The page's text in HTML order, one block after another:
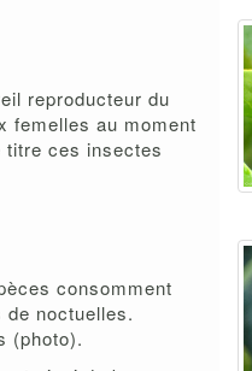
reproducteur du
femelles au moment
titre ces insectes
consomment
noctuelles.
(photo).